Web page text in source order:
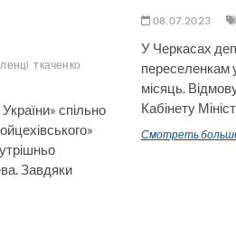
ткаченко
спільно
Завдяки
08.07.2023
У Черкасах
переселенкам
місяць.
Кабінету
Смотреть